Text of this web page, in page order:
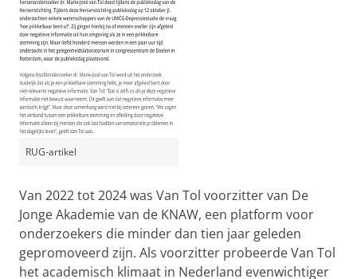
RUG-artikel
Van 2022 tot 2024 was Van Tol voorzitter van De
Jonge Akademie van de KNAW, een platform voor
onderzoekers die minder dan tien jaar geleden
gepromoveerd zijn. Als voorzitter probeerde Van Tol
het academisch klimaat in Nederland evenwichtiger